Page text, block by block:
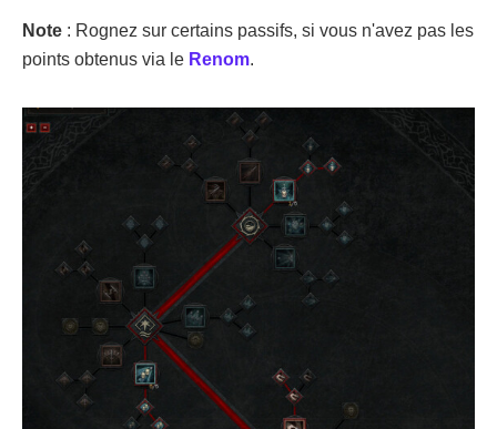
Note : Rognez sur certains passifs, si vous n'avez pas les
points obtenus via le Renom.